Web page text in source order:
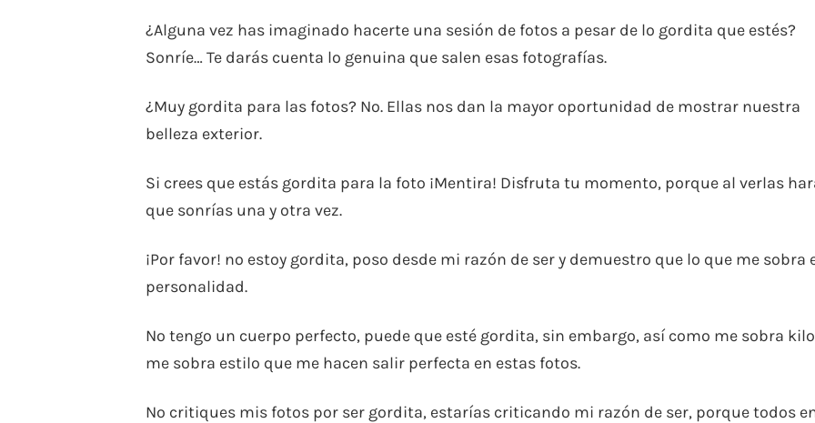
¿Alguna vez has imaginado hacerte una sesión de fotos a pesar de lo gordita que estés?
Sonríe… Te darás cuenta lo genuina que salen esas fotografías.
¿Muy gordita para las fotos? No. Ellas nos dan la mayor oportunidad de mostrar nuestra
belleza exterior.
Si crees que estás gordita para la foto ¡Mentira! Disfruta tu momento, porque al verlas
que sonrías una y otra vez.
¡Por favor! no estoy gordita, poso desde mi razón de ser y demuestro que lo que me sobra
personalidad.
No tengo un cuerpo perfecto, puede que esté gordita, sin embargo, así como me sobra
me sobra estilo que me hacen salir perfecta en estas fotos.
No critiques mis fotos por ser gordita, estarías criticando mi razón de ser, porque todos